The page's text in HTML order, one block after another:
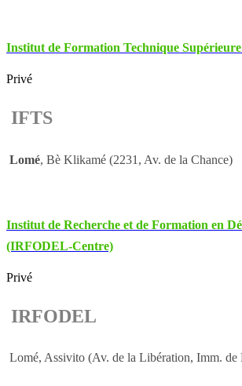
Institut de Formation Technique
Privé
IFTS
Lomé, Bè Klikamé (2231, Av. de la Chance)
Institut de Recherche et de Formation en
(IRFODEL-Centre)
Privé
IRFODEL
Lomé, Assivito (Av. de la Libération, Imm. de